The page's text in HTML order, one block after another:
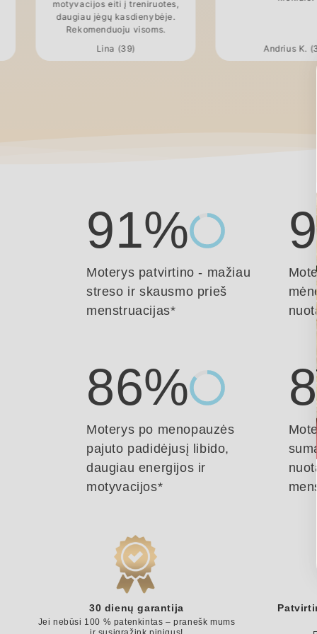
motyvacijos eiti į treniruotes,
daugiau jėgų kasdienybėje.
Rekomenduoju visoms.
Lina (39)
Andrius K.
91%
Moterys patvirtino - mažiau
streso ir skausmo prieš
menstruacijas*
86%
Moterys po menopauzės
pajuto padidėjusį libido,
daugiau energijos ir
motyvacijos*
30 dienų garantija
Jei nebūsi 100 % patenkintas – pranešk mums